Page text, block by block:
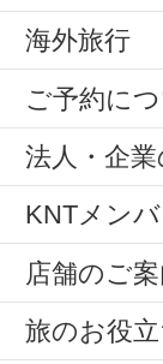
海外旅行
ご予約に
法人・企
KNTメン
店舗のご
旅のお役